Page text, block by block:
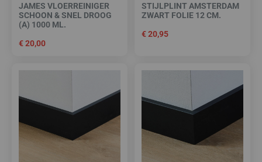
JAMES VLOERREINIGER
SCHOON & SNEL DROOG
(A) 1000 ML.
€20,00
STIJLPLINT AMSTERDAM
ZWART FOLIE 12 CM.
€20,95